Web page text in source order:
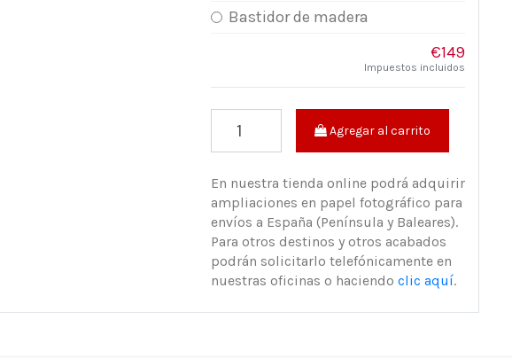
Bastidor de madera
€149
Impuestos incluidos
Agregar al carrito
En nuestra tienda online podrá adquirir
ampliaciones en papel fotográfico para
envíos a España (Península y Baleares).
Para otros destinos y otros acabados
podrán solicitarlo telefónicamente en
nuestras oficinas o haciendo clic aquí.